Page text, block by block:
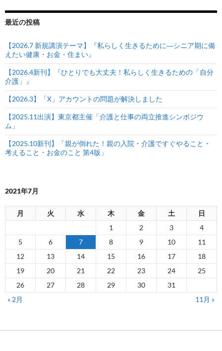
最近の投稿
【2026.7 新規講演テーマ】『私らしく生きるために―シニア期に備
えたい健康・お金・住まい』
【2026.4新刊】『ひとりでも大丈夫！私らしく生きるための「自分
介護」』
【2026.3】「X」アカウントの問題が解決しました
【2025.11出演】東京都主催「介護と仕事の両立推進シンポジウ
ム」
【2025.10新刊】「親が倒れた！親の入院・介護ですぐやること・
考えること・お金のこと 第4版」
2021年7月
月 火 水 木 金 土
日
1
2 3
4
5
6 7 8 9 10
11
12
13 14 15 16 17
18
19
20 21 22 23 24
25
26
27 28 29 30
31
« 2月
11月 »